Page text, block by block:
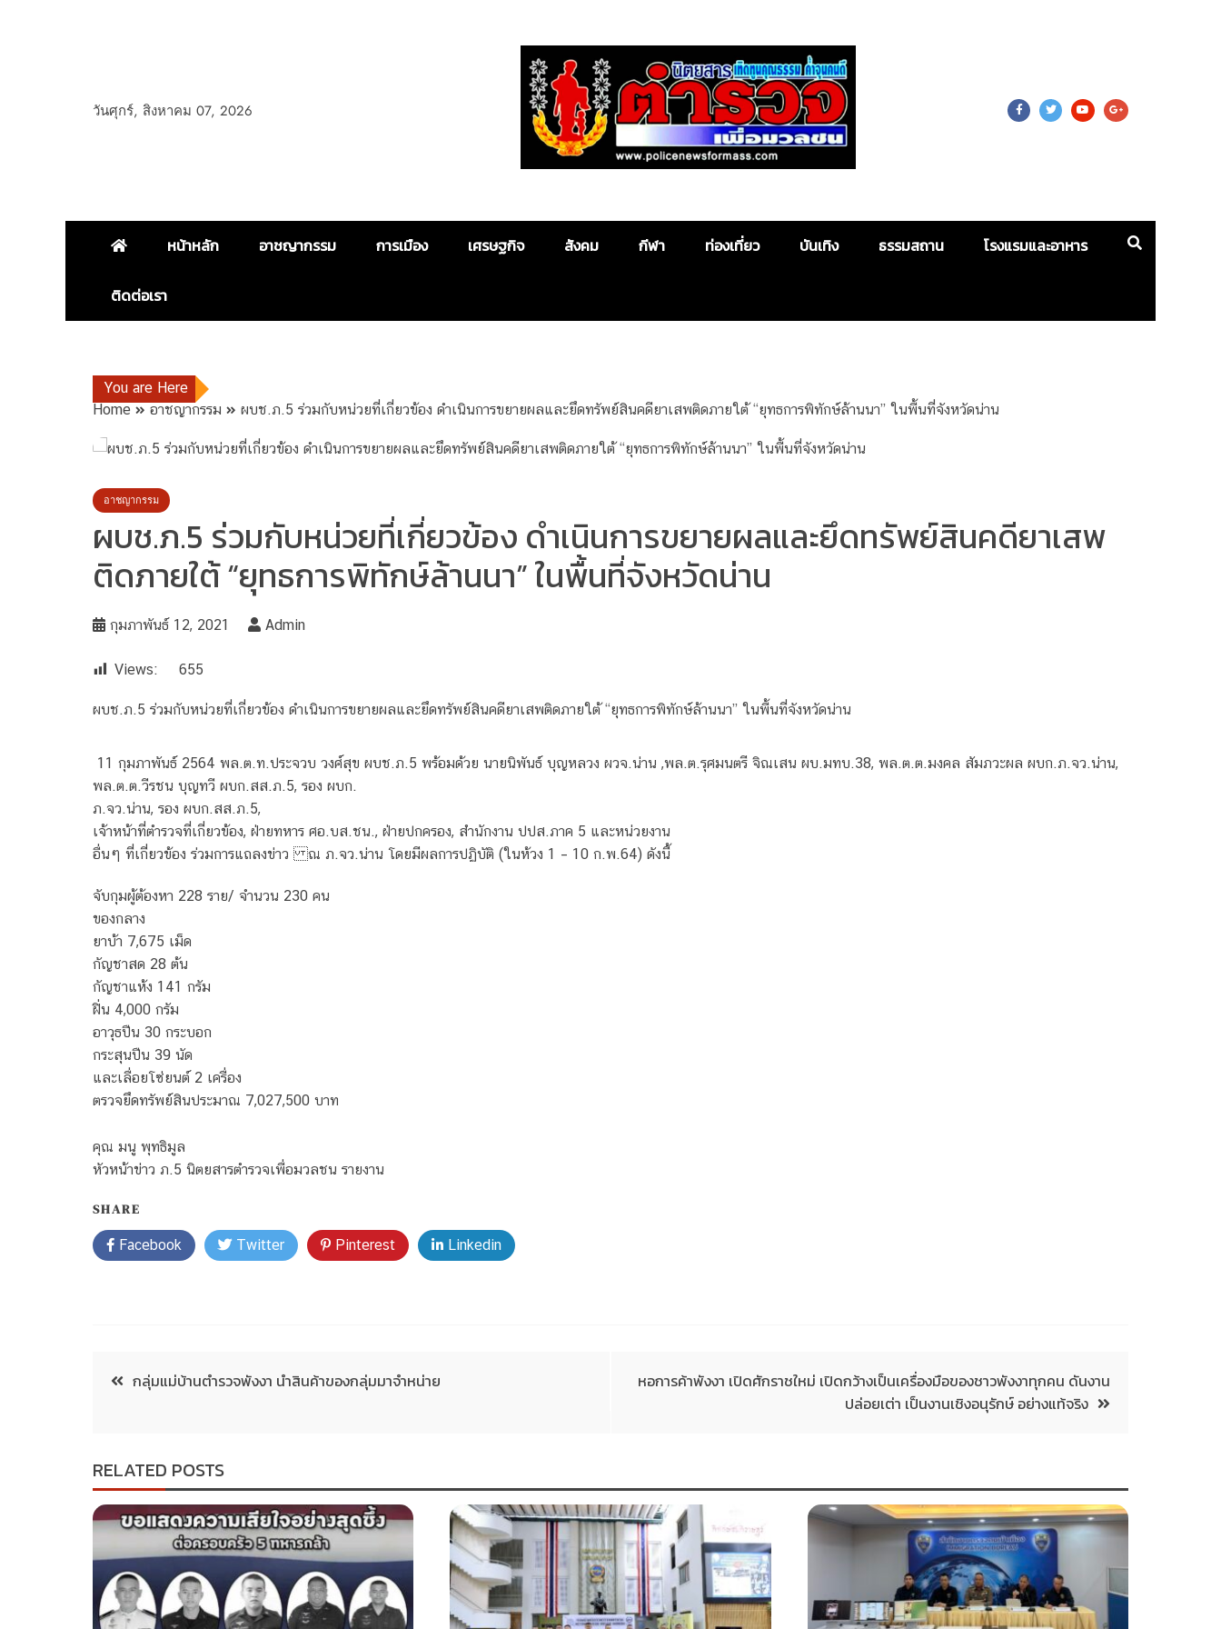
วันศุกร์, สิงหาคม 07, 2026
Police News For Mass
หน้าหลัก อาชญากรรม การเมือง เศรษฐกิจ สังคม กีฬา ท่องเที่ยว บันเทิง ธรรมสถาน โรงแรมและอาหาร
ติดต่อเรา
You are Here
Home
อาชญากรรม ผบช.ภ.5 ร่วมกับหน่วยที่เกี่ยวข้อง ดำเนินการขยายผลและยึดทรัพย์สินคดียาเสพติดภายใต้ “ยุทธการพิทักษ์ล้านนา” ในพื้นที่จังหวัดน่าน
อาชญากรรม
ผบช.ภ.5 ร่วมกับหน่วยที่เกี่ยวข้อง ดำเนินการขยายผลและยึดทรัพย์สินคดียาเสพ
ติดภายใต้ “ยุทธการพิทักษ์ล้านนา” ในพื้นที่จังหวัดน่าน
กุมภาพันธ์ 12, 2021 Admin
Views: 655
ผบช.ภ.5 ร่วมกับหน่วยที่เกี่ยวข้อง ดำเนินการขยายผลและยึดทรัพย์สินคดียาเสพติดภายใต้ “ยุทธการพิทักษ์ล้านนา” ในพื้นที่จังหวัดน่าน
11 กุมภาพันธ์ 2564 พล.ต.ท.ประจวบ วงศ์สุข ผบช.ภ.5 พร้อมด้วย นายนิพันธ์ บุญหลวง ผวจ.น่าน ,พล.ต.รุศมนตรี จิณเสน ผบ.มทบ.38, พล.ต.ต.มงคล สัมภวะผล ผบก.ภ.จว.น่าน,
พล.ต.ต.วีรชน บุญทวี ผบก.สส.ภ.5, รอง ผบก.
ภ.จว.น่าน, รอง ผบก.สส.ภ.5,
เจ้าหน้าที่ตำรวจที่เกี่ยวข้อง, ฝ่ายทหาร ศอ.บส.ชน., ฝ่ายปกครอง, สำนักงาน ปปส.ภาค 5 และหน่วยงาน
อื่นๆ ที่เกี่ยวข้อง ร่วมการแถลงข่าว ณ ภ.จว.น่าน โดยมีผลการปฏิบัติ (ในห้วง 1 – 10 ก.พ.64) ดังนี้
จับกุมผู้ต้องหา 228 ราย/ จำนวน 230 คน
ของกลาง
ยาบ้า 7,675 เม็ด
กัญชาสด 28 ต้น
กัญชาแห้ง 141 กรัม
ฝิ่น 4,000 กรัม
อาวุธปืน 30 กระบอก
กระสุนปืน 39 นัด
และเลื่อยโซ่ยนต์ 2 เครื่อง
ตรวจยึดทรัพย์สินประมาณ 7,027,500 บาท
คุณ มนู พุทธิมูล
หัวหน้าข่าว ภ.5 นิตยสารตำรวจเพื่อมวลชน รายงาน
SHARE
Facebook Twitter Pinterest Linkedin
กลุ่มแม่บ้านตำรวจพังงา นำสินค้าของกลุ่มมาจำหน่าย
หอการค้าพังงา เปิดศักราชใหม่ เปิดกว้างเป็นเครื่องมือของชาวพังงาทุกคน ดันงาน
ปล่อยเต่า เป็นงานเชิงอนุรักษ์ อย่างแท้จริง
RELATED POSTS